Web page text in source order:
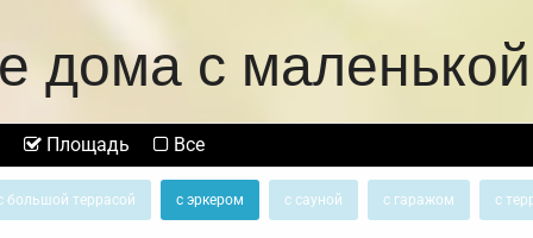
дома с
Площадь Все
большой террасой с эркером с сауной с гаражом с